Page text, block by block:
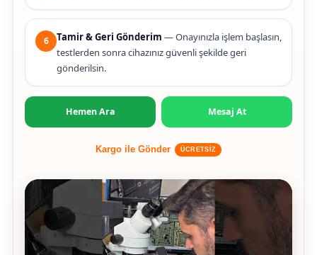
6 Tamir & Geri Gönderim — Onayınızla işlem başlasın,
testlerden sonra cihazınız güvenli şekilde geri
gönderilsin.
Hemen Ara Mesaj At
Kargo ile Gönder ÜCRETSİZ